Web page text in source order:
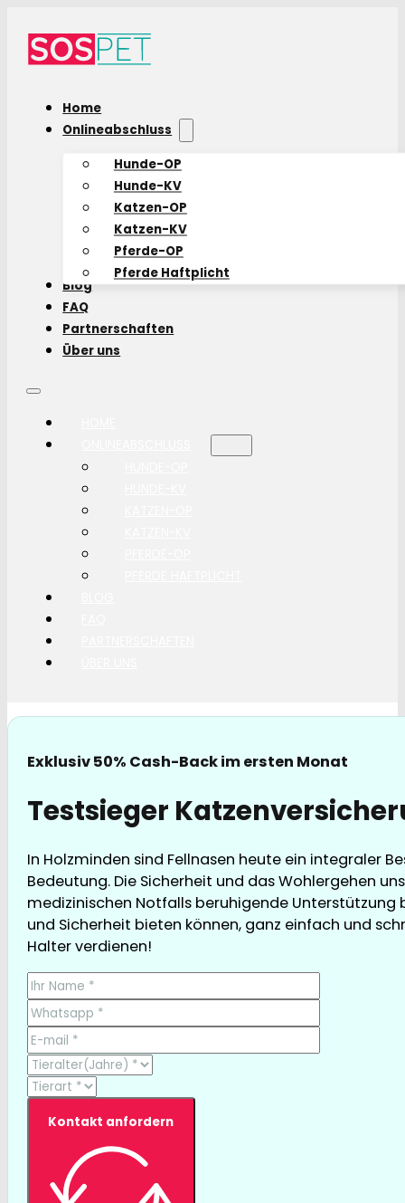
Home
Onlineabschluss
Hunde-OP
Hunde-KV
Katzen-OP
Katzen-KV
Pferde-OP
Pferde Haftplicht
Blog
FAQ
Partnerschaften
Über uns
Exklusiv 50% Cash-Back im ersten Monat
Testsieger
In Holzminden sind Fellnasen heute ein integraler
Bedeutung. Die Sicherheit und das Wohlergehen
medizinischen Notfalls beruhigende Unterstützung
und Sicherheit bieten können, ganz einfach und
Halter verdienen!
Kontakt anfordern